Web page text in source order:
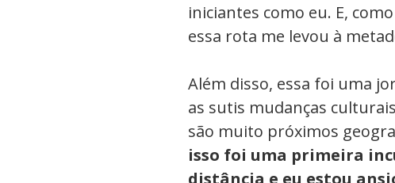
iniciantes como eu. E,
essa rota me levou à
Além disso, essa foi uma
as sutis mudanças
são muito próximos
isso foi uma primeira
distância e eu estou